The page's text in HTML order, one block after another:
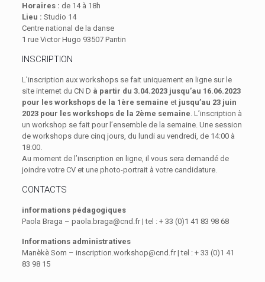
Horaires : de 14 à 18h
Lieu : Studio 14
Centre national de la danse
1 rue Victor Hugo 93507 Pantin
INSCRIPTION
L’inscription aux workshops se fait uniquement en ligne sur le
site internet du CN D à partir du 3.04.2023 jusqu’au 16.06.2023
pour les workshops de la 1ère semaine et jusqu’au 23 juin
2023 pour les workshops de la 2ème semaine . L’inscription à
un workshop se fait pour l’ensemble de la semaine. Une session
de workshops dure cinq jours, du lundi au vendredi, de 14:00 à
18:00.
Au moment de l’inscription en ligne, il vous sera demandé de
joindre votre CV et une photo-portrait à votre candidature.
CONTACTS
informations pédagogiques
Paola Braga – paola.braga@cnd.fr | tel : + 33 (0)1 41 83 98 68
Informations administratives
Manèkè Som – inscription.workshop@cnd.fr | tel : + 33 (0)1 41
83 98 15